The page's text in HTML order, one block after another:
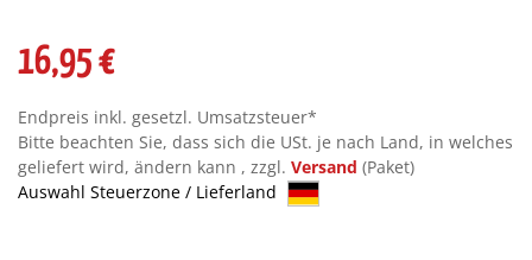
16,95 €
Endpreis inkl. gesetzl. Umsatzsteuer*
Bitte beachten Sie, dass sich die USt. je nach Land, in welches
geliefert wird, ändern kann , zzgl. Versand (Paket)
Auswahl Steuerzone / Lieferland